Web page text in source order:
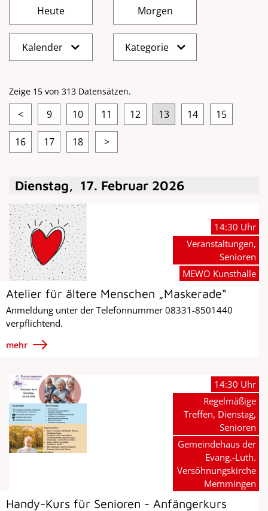
Kalender Kategorie
Zeige 15 von 313 Datensätzen.
< 9 10 11 12 13 14 15
16 17 18 >
Dienstag, 17. Februar 2026
Atelier für ältere Menschen „Maskerade“
Anmeldung unter der Telefonnummer 08331-8501440
verpflichtend.
mehr
14:30 Uhr
Veranstaltungen,
Senioren
MEWO Kunsthalle
Handy-Kurs für Senioren - Anfängerkurs
14:30 Uhr
Regelmäßige
Treffen, Dienstag,
Senioren
Gemeindehaus der
Evang.-Luth.
Versöhnungskirche
Memmingen